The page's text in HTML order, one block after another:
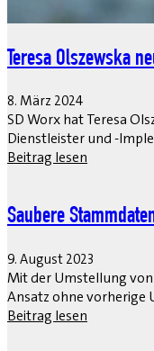
Teresa Olszewska
8. März 2024
SD Worx hat Teresa
Dienstleister und -
Beitrag lesen
Saubere
9. August 2023
Mit der Umstellung von
Ansatz ohne vorherige
Beitrag lesen